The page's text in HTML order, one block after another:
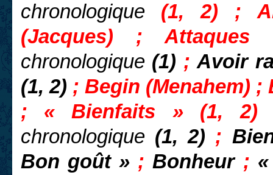
chronologique (1, 2)
;
(Jacques) ;
chronologique(1) ;Avoir
(1, 2) ; Begin (Menahem)
; « Bienfaits » (1,
chronologique (1, 2) ;
Bon goût » ;Bonheur;